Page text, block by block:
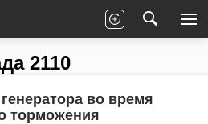
2110
2110
во время
торможения